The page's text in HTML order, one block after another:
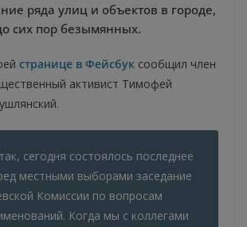
ряда улиц и объектов в городе,
сих пор безымянных.
странице в Фейсбук сообщил член
активист Тимофей
сегодня состоялось последнее
местными выборами заседание
Комиссии по вопросам
Когда мы с коллегами